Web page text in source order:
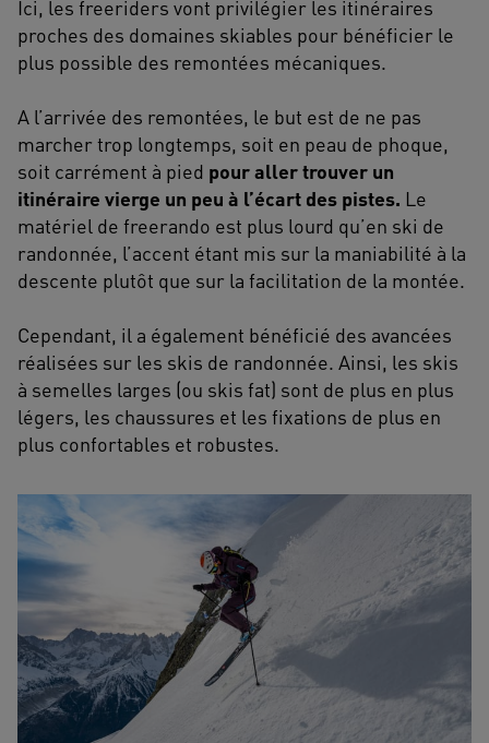
Ici, les freeriders vont privilégier les itinéraires
proches des domaines skiables pour bénéficier le
plus possible des remontées mécaniques.
A l’arrivée des remontées, le but est de ne pas
marcher trop longtemps, soit en peau de phoque,
soit carrément à pied pour aller trouver un
itinéraire vierge un peu à l’écart des pistes. Le
matériel de freerando est plus lourd qu’en ski de
randonnée, l’accent étant mis sur la maniabilité à la
descente plutôt que sur la facilitation de la montée.
Cependant, il a également bénéficié des avancées
réalisées sur les skis de randonnée. Ainsi, les skis
à semelles larges (ou skis fat) sont de plus en plus
légers, les chaussures et les fixations de plus en
plus confortables et robustes.